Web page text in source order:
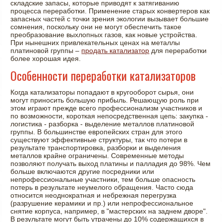
складские запасы, которые приводят к затягиванию
процесса переработки. Применение старых конвертеров как
запасных частей с точки зрения экологии вызывает большие
сомнения, поскольку они не могут обеспечить такое
преобразование выхлопных газов, как новые устройства.
При нынешних привлекательных ценах на металлы
платиновой группы – продать катализатор для переработки
более хорошая идея.
Особенности переработки катализаторов
Когда катализаторы попадают в кругооборот сырья, они
могут приносить большую прибыль. Решающую роль при
этом играют прежде всего профессионализм участников и
по возможности, короткая непосредственная цепь: закупка -
логистика - разборка - выделение металлов платиновой
группы. В большинстве европейских стран для этого
существуют эффективные структуры, так что потери в
результате транспортировка, разборки и выделения
металлов крайне ограничены. Современные методы
позволяют получать выход платины и палладия до 98%. Чем
больше включаются другие посредники или
непрофессиональные участники, тем больше опасность
потерь в результате неумелого обращения. Часто сюда
относится неоднократная и небрежная перегрузка
(разрушение керамики и пр.) или непрофессиональное
снятие корпуса, например, в "мастерских на заднем дворе".
В результате могут быть утрачены до 10% содержащихся в